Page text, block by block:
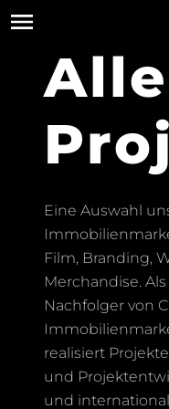
Alle
Eine Auswahl
Film, Branding,
Merchandise.
Nachfolger von
realisiert
und
und